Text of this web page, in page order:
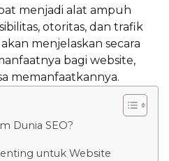
menjadi alat ampuh
otoritas, dan trafik
menjelaskan secara
bagi website,
memanfaatkannya.
Dunia SEO?
untuk Website